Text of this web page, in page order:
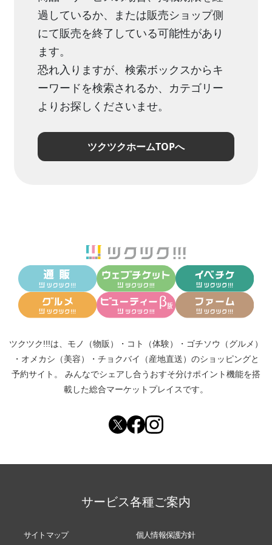
過しているか、または販売ショップ側
にて販売を終了している可能性があり
ます。
恐れ入りますが、検索ボックスからキ
ーワードを検索されるか、カテゴリー
よりお探しくださいませ。
ツクツクホームTOPへ
ツクツク!!!は、 モノ（物販） ・ コト（体験） ・ ゴチソウ（グルメ）
・ オメカシ（美容） ・ チョクバイ（産地直送） のショッピングと
予約サイト。
みんなでシェアし合う おすそ分けポイント機能を搭
載した総合マーケットプレイスです。
サービス各種ご案内
サイトマップ 個人情報保護方針